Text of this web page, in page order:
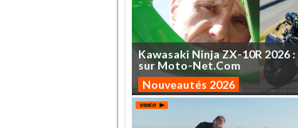
Kawasaki NinjaZX-10R 2026 :
sur Moto-Net.Com
Nouveautés 2026